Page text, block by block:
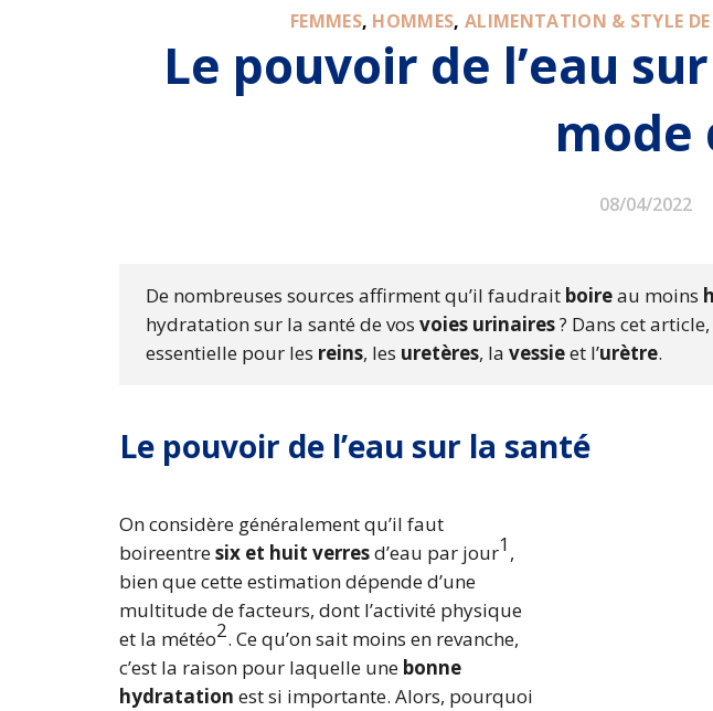
FEMMES, HOMMES,ALIMENTATION & STYLE DE
Le pouvoir de l’eau
mode
08/04/2022
De nombreuses sources affirment qu’il faudrait boireau moins
hydratation sur la santé de vos voies urinaires? Dans cet
essentielle pour les reins, les uretères, la vessieet l’urètre.
Le pouvoir de l’eau sur la santé
On considère généralement qu’il faut
boireentresix et huit verresd’eau par jour1,
bien que cette estimation dépende d’une
multitude de facteurs, dont l’activité physique
et la météo2. Ce qu’on sait moins en revanche,
c’est la raison pour laquelle une bonne
hydratation est si importante. Alors, pourquoi